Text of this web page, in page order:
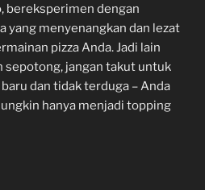
bereksperimen dengan
yang menyenangkan dan lezat
pizza Anda. Jadi lain
sepotong, jangan takut untuk
dan tidak terduga – Anda
hanya menjadi topping